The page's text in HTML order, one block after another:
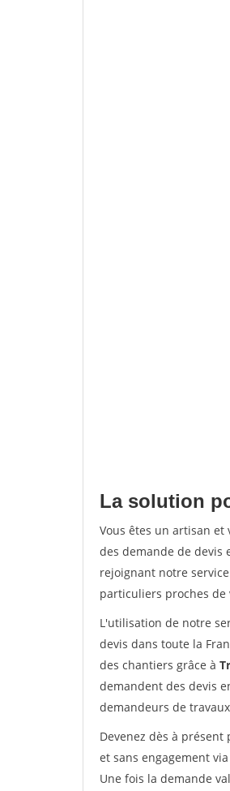
La solution
Vous êtes un artisan
des demande de devis
rejoignant notre
particuliers proches
L'utilisation de notre
devis dans toute la
des chantiers grâce à
demandent des devis
demandeurs de
Devenez dès à
et sans engagement
Une fois la demande